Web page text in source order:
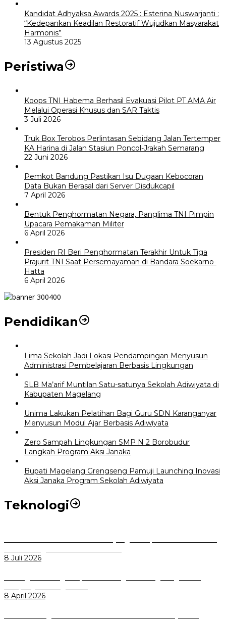
Kandidat Adhyaksa Awards 2025 : Esterina Nuswarjanti :
“Kedepankan Keadilan Restoratif Wujudkan Masyarakat
Harmonis”
13 Agustus 2025
Peristiwa
Koops TNI Habema Berhasil Evakuasi Pilot PT AMA Air
Melalui Operasi Khusus dan SAR Taktis
3 Juli 2026
Truk Box Terobos Perlintasan Sebidang Jalan Tertemper
KA Harina di Jalan Stasiun Poncol-Jrakah Semarang
22 Juni 2026
Pemkot Bandung Pastikan Isu Dugaan Kebocoran
Data Bukan Berasal dari Server Disdukcapil
7 April 2026
Bentuk Penghormatan Negara, Panglima TNI Pimpin
Upacara Pemakaman Militer
6 April 2026
Presiden RI Beri Penghormatan Terakhir Untuk Tiga
Prajurit TNI Saat Persemayaman di Bandara Soekarno-
Hatta
6 April 2026
Pendidikan
Lima Sekolah Jadi Lokasi Pendampingan Menyusun
Administrasi Pembelajaran Berbasis Lingkungan
SLB Ma’arif Muntilan Satu-satunya Sekolah Adiwiyata di
Kabupaten Magelang
Unima Lakukan Pelatihan Bagi Guru SDN Karanganyar
Menyusun Modul Ajar Berbasis Adiwiyata
Zero Sampah Lingkungan SMP N 2 Borobudur
Langkah Program Aksi Janaka
Bupati Magelang Grengseng Pamuji Launching Inovasi
Aksi Janaka Program Sekolah Adiwiyata
Teknologi
8 Juli 2026
8 April 2026